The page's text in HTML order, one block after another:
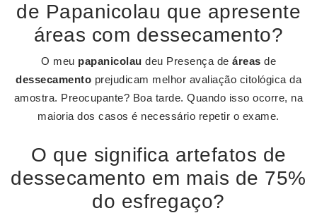
de Papanicolau que apresente
áreas com dessecamento?
O meu papanicolau deu Presença de áreas de
dessecamento prejudicam melhor avaliação citológica da
amostra. Preocupante? Boa tarde. Quando isso ocorre, na
maioria dos casos é necessário repetir o exame.
O que significa artefatos de
dessecamento em mais de 75%
do esfregaço?